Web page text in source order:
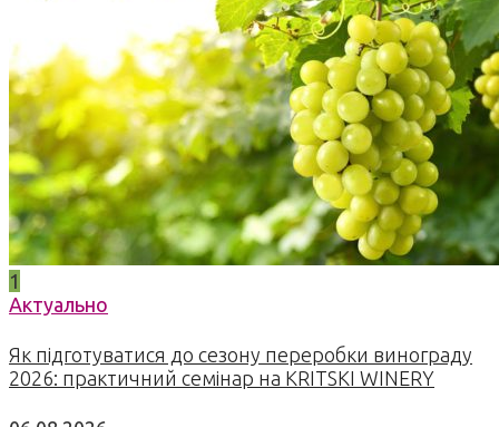
1
Актуально
Як підготуватися до сезону переробки винограду
2026: практичний семінар на KRITSKI WINERY